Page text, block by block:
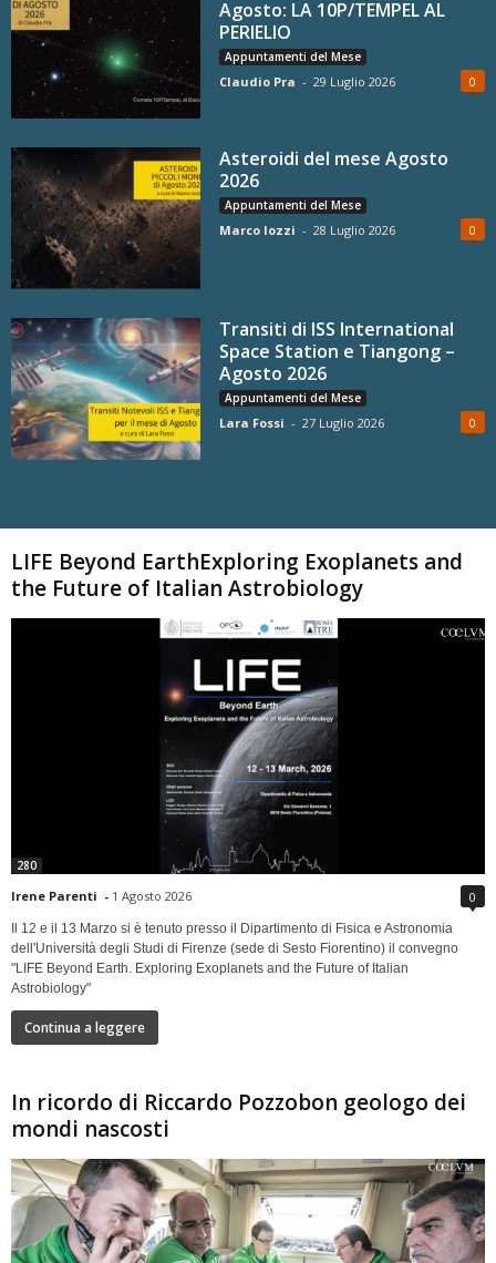
Agosto: LA 10P/TEMPEL AL
PERIELIO
Appuntamenti del Mese
Claudio Pra - 29 Luglio 2026 0
Asteroidi del mese Agosto
2026
Appuntamenti del Mese
Marco Iozzi - 28 Luglio 2026 0
Transiti di ISS International
Space Station e Tiangong –
Agosto 2026
Appuntamenti del Mese
Lara Fossi - 27 Luglio 2026 0
LIFE Beyond EarthExploring Exoplanets and
the Future of Italian Astrobiology
280
Irene Parenti - 1 Agosto 2026 0
Il 12 e il 13 Marzo si è tenuto presso il Dipartimento di Fisica e Astronomia
dell'Università degli Studi di Firenze (sede di Sesto Fiorentino) il convegno
"LIFE Beyond Earth. Exploring Exoplanets and the Future of Italian
Astrobiology"
Continua a leggere
In ricordo di Riccardo Pozzobon geologo dei
mondi nascosti